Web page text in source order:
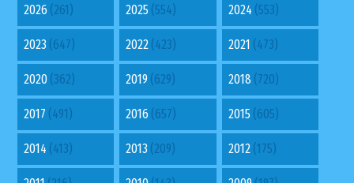
2026 (261) 2025 (554) 2024 (553)
2023 (647) 2022 (423) 2021 (473)
2020 (362) 2019 (629) 2018 (720)
2017 (491) 2016 (657) 2015(605)
2014 (413) 2013 (209) 2012(175)